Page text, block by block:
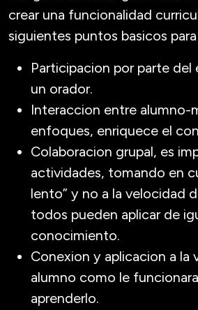
crear una funcionalidad
siguientes puntos basicos para
Participacion por parte
un orador.
Interaccion entre alumno-
enfoques, enriquece el
Colaboracion grupal, es
actividades, tomando en
lento” y no a la velocidad
todos pueden aplicar de
conocimiento.
Conexion y aplicacion a la
alumno como le
aprenderlo.